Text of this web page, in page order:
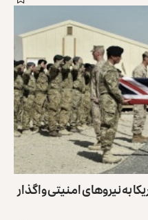
به نیروهای امنیتی واگذار